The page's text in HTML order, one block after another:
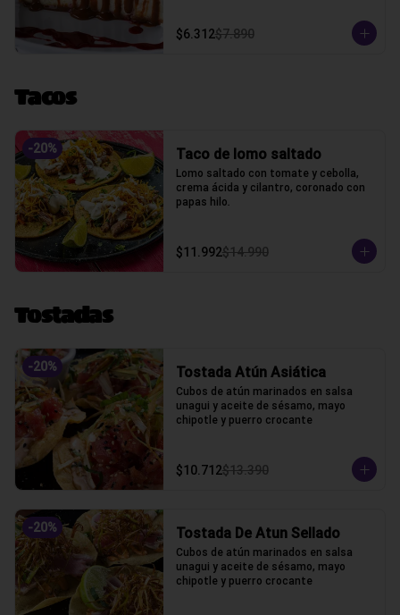
$6.312$7.890
Tacos
-20% Taco de lomo saltado
Lomo saltado con tomate y cebolla,
crema ácida y cilantro, coronado con
papas hilo.
$11.992$14.990
Tostadas
-20% Tostada Atún Asiática
Cubos de atún marinados en salsa
unagui y aceite de sésamo, mayo
chipotle y puerro crocante
$10.712$13.390
-20% Tostada De Atun Sellado
Cubos de atún marinados en salsa
unagui y aceite de sésamo, mayo
chipotle y puerro crocante